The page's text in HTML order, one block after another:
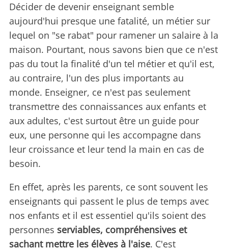
Décider de devenir enseignant semble
aujourd'hui presque une fatalité, un métier sur
lequel on "se rabat" pour ramener un salaire à la
maison. Pourtant, nous savons bien que ce n'est
pas du tout la finalité d'un tel métier et qu'il est,
au contraire, l'un des plus importants au
monde. Enseigner, ce n'est pas seulement
transmettre des connaissances aux enfants et
aux adultes, c'est surtout être un guide pour
eux, une personne qui les accompagne dans
leur croissance et leur tend la main en cas de
besoin.
En effet, après les parents, ce sont souvent les
enseignants qui passent le plus de temps avec
nos enfants et il est essentiel qu'ils soient des
personnes serviables, compréhensives et
sachant mettre les élèves à l'aise. C'est